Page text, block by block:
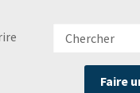
Chercher
Faire